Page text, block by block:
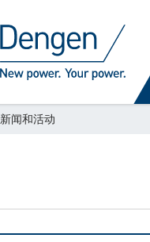
新闻和活动